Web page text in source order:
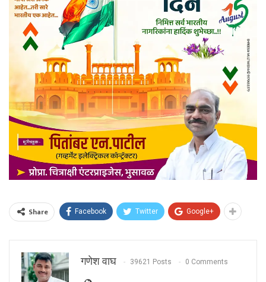
Share Facebook Twitter Google+
गणेश वाघ 39621 Posts 0 Comments